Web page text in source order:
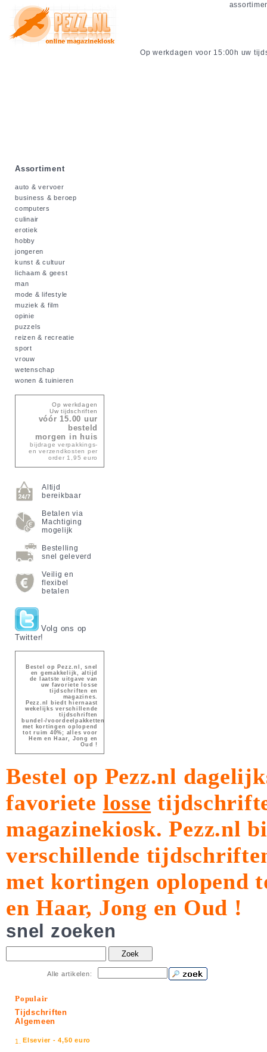
Op werkdagen voor 15:00h uw
Assortiment
auto & vervoer
business & beroep
computers
culinair
erotiek
hobby
jongeren
kunst & cultuur
lichaam & geest
man
mode & lifestyle
muziek & film
opinie
puzzels
reizen & recreatie
sport
vrouw
wetenschap
wonen & tuinieren
Op werkdagen
Uw tijdschriften
vóór 15.00 uur
besteld
morgen in huis
bijdrage verpakkings-
en verzendkosten per
order 1,95 euro
Altijd
bereikbaar
Betalen via
Machtiging
mogelijk
Bestelling
snel geleverd
Veilig en
flexibel
betalen
Volg ons op
Twitter!
Bestel op Pezz.nl, snel
en gemakkelijk, altijd
de laatste uitgave van
uw favoriete losse
tijdschriften en
magazines.
Pezz.nl biedt hiernaast
wekelijks verschillende
tijdschriften
bundel-/voordeelpakketten
met kortingen oplopend
tot ruim 40%; alles voor
Hem en Haar, Jong en
Oud !
Bestel op Pezz.nl
favoriete losse
magazinekiosk.Pezz.nl
verschillende
met kortingen oplopend
en Haar, Jong en Oud !
snel zoeken
Zoek
Alle artikelen:
Populair
Tijdschriften
Algemeen
1. Elsevier - 4,50 euro